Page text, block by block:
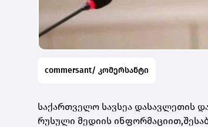
commersant/ კომერსანტი
საქართველო სავსეა დასავლეთის
რუსული მედიის